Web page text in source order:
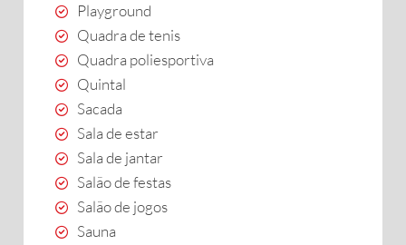
Playground
Quadra de tenis
Quadra poliesportiva
Quintal
Sacada
Sala de estar
Sala de jantar
Salão de festas
Salão de jogos
Sauna